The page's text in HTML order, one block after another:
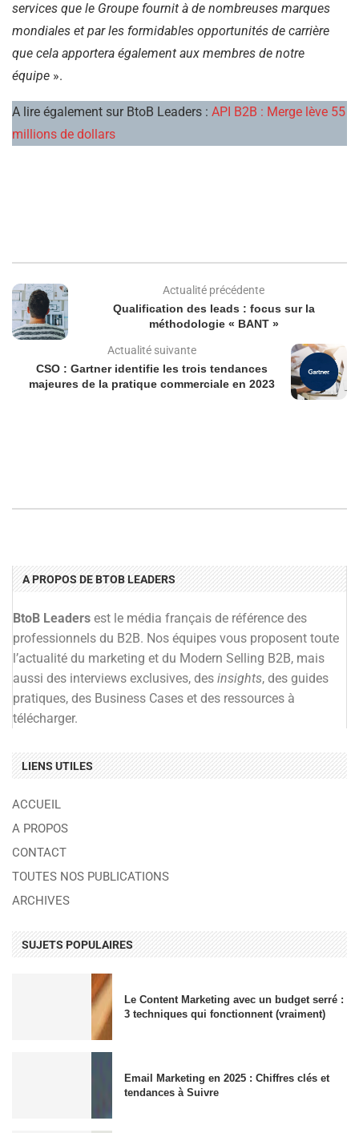
services que le Groupe fournit à de nombreuses marques
mondiales et par les formidables opportunités de carrière
que cela apportera également aux membres de notre
équipe ».
A lire également sur BtoB Leaders : API B2B : Merge lève 55
millions de dollars
Actualité précédente
Qualification des leads : focus sur la
méthodologie « BANT »
Actualité suivante
CSO : Gartner identifie les trois tendances
majeures de la pratique commerciale en 2023
A PROPOS DE BTOB LEADERS
BtoB Leaders est le média français de référence des
professionnels du B2B. Nos équipes vous proposent toute
l’actualité du marketing et du Modern Selling B2B, mais
aussi des interviews exclusives, des insights, des guides
pratiques, des Business Cases et des ressources à
télécharger.
LIENS UTILES
ACCUEIL
A PROPOS
CONTACT
TOUTES NOS PUBLICATIONS
ARCHIVES
SUJETS POPULAIRES
Le Content Marketing avec un budget serré :
3 techniques qui fonctionnent (vraiment)
Email Marketing en 2025 : Chiffres clés et
tendances à Suivre